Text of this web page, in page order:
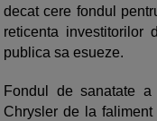
decat cere fondul
reticenta
publica sa esueze.
Fondul de sanatate
Chrysler de la